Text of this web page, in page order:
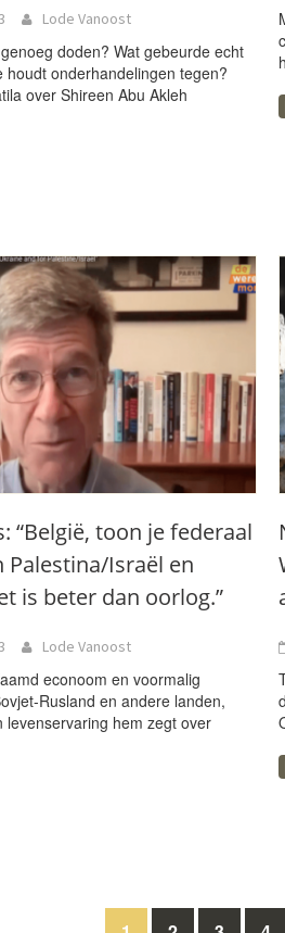
Lode Vanoost
doden? Wat gebeurde echt
houdt onderhandelingen tegen?
over Shireen Abu Akleh
“België, toon je federaal
Palestina/Israël en
is beter dan oorlog.”
Lode Vanoost
econoom en voormalig
Rusland en andere landen,
levenservaring hem zegt over